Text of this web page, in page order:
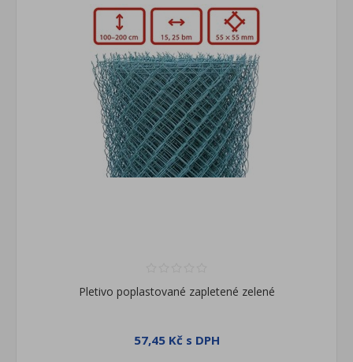
Pletivo poplastované zapletené zelené
57,45 Kč s DPH